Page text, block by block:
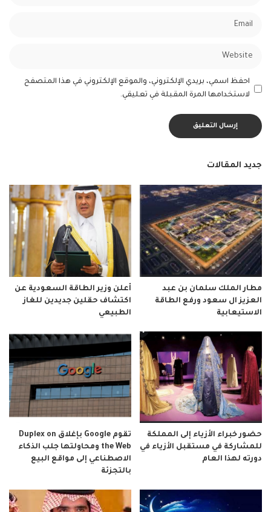
احفظ اسمي، بريدي الإلكتروني، والموقع الإلكتروني في هذا المتصفح
لاستخدامها المرة المقبلة في تعليقي.
جديد المقالات
مطار الملك سلمان بن عبد
العزيز ال سعود ورفع الطاقة
الاستيعابية
أعلن وزير الطاقة السعودية عن
اكتشاف حقلين جديدين للغاز
الطبيعي
حضور خبراء الأزياء إلى المملكة
للمشاركة في مستقبل الأزياء في
دورته لهذا العام
تقوم Google بإغلاق Duplex on
the Web ومحاولتها جلب الذكاء
الاصطناعي إلى مواقع البيع
بالتجزئة